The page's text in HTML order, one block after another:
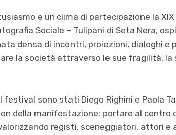
e un clima di partecipazione la
Sociale – Tulipani di Seta Nera,
densa di incontri, proiezioni, dialoghi
la società attraverso le sue fragilità, la
sono stati Diego Righini e Paola
della manifestazione: portare al centro
registi, sceneggiatori, attori